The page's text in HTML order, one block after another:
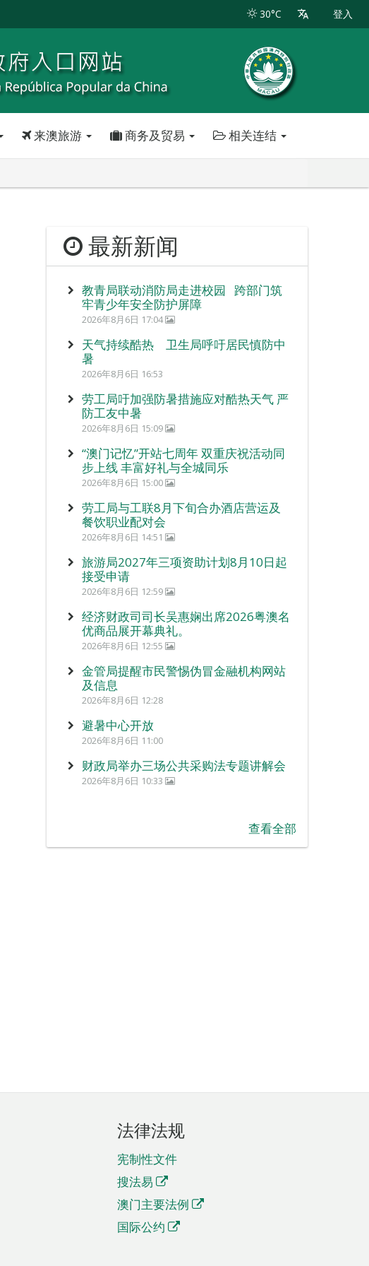
30°C 登入
来澳旅游 商务及贸易 相关连结
最新新闻
教青局联动消防局走进校园 跨部门筑
牢青少年安全防护屏障
2026年8月6日 17:04
天气持续酷热 卫生局呼吁居民慎防中
暑
2026年8月6日 16:53
劳工局吁加强防暑措施应对酷热天气 严
防工友中暑
2026年8月6日 15:09
“澳门记忆”开站七周年 双重庆祝活动同
步上线 丰富好礼与全城同乐
2026年8月6日 15:00
劳工局与工联8月下旬合办酒店营运及
餐饮职业配对会
2026年8月6日 14:51
旅游局2027年三项资助计划8月10日起
接受申请
2026年8月6日 12:59
经济财政司司长吴惠娴出席2026粤澳名
优商品展开幕典礼。
2026年8月6日 12:55
金管局提醒市民警惕伪冒金融机构网站
及信息
2026年8月6日 12:28
避暑中心开放
2026年8月6日 11:00
财政局举办三场公共采购法专题讲解会
2026年8月6日 10:33
查看全部
法律法规
宪制性文件
搜法易
澳门主要法例
国际公约